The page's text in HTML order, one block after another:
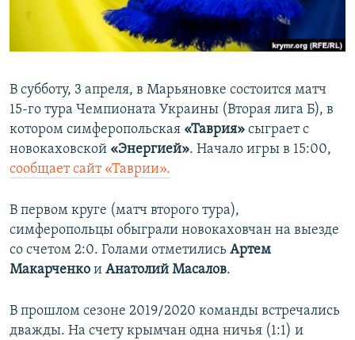
ПОБЕДИТЕЛЕЙ НЕ СУДЯТ?
КРЫМ.НЕПОКОРЕННЫЙ
УКРАИНСКАЯ ПРОБЛЕМА КРЫМА
ПРИСОЕДИНЯЙТЕСЬ!
Все сайты RFE/RL
В субботу, 3 апреля, в Марьяновке состоится матч
15-го тура Чемпионата Украины (Вторая лига Б), в
котором симферопольская «Таврия» сыграет с
новокаховской «Энергией». Начало игры в 15:00,
сообщает сайт «Таврии».
В первом круге (матч второго тура),
симферопольцы обыграли новокаховчан на выезде
со счетом 2:0. Голами отметились Артем
Макарченко и Анатолий Масалов.
В прошлом сезоне 2019/2020 команды встречались
дважды. На счету крымчан одна ничья (1:1) и